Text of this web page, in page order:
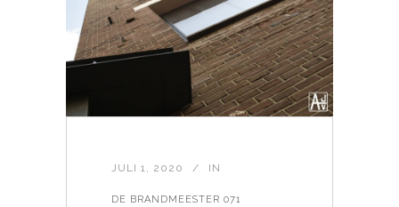
JULI 1, 2020 IN
DE BRANDMEESTER 071